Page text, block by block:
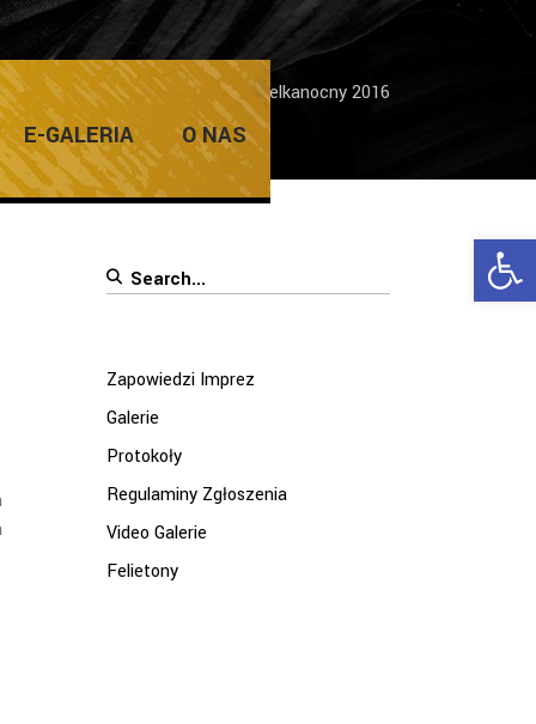
E-GALERIA O NAS
Home/Galerie / Jarmark Wielkanocny 2016
Search
Zapowiedzi Imprez
Galerie
Protokoły
Regulaminy Zgłoszenia
Video Galerie
Felietony